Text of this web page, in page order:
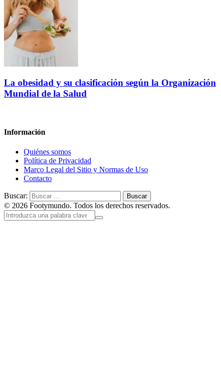
La obesidad y su clasificación según la Organización
Mundial de la Salud
Información
Quiénes somos
Política de Privacidad
Marco Legal del Sitio y Normas de Uso
Contacto
Buscar:
© 2026 Footymundo. Todos los derechos reservados.